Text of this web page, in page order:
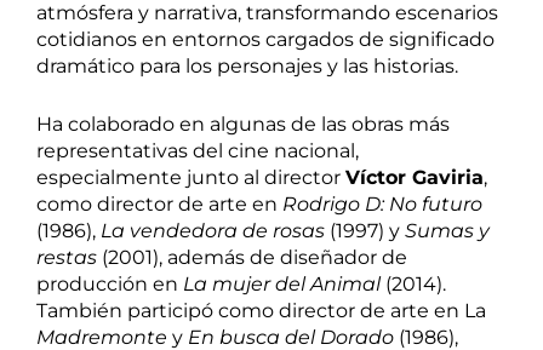
atmósfera y narrativa, transformando escenarios
cotidianos en entornos cargados de significado
dramático para los personajes y las historias.
Ha colaborado en algunas de las obras más
representativas del cine nacional,
especialmente junto al director Víctor Gaviria,
como director de arte en Rodrigo D: No futuro
(1986), La vendedora de rosas (1997) y Sumas y
restas (2001), además de diseñador de
producción en La mujer del Animal(2014).
También participó como director de arte en La
Madremonte y En busca del Dorado (1986),